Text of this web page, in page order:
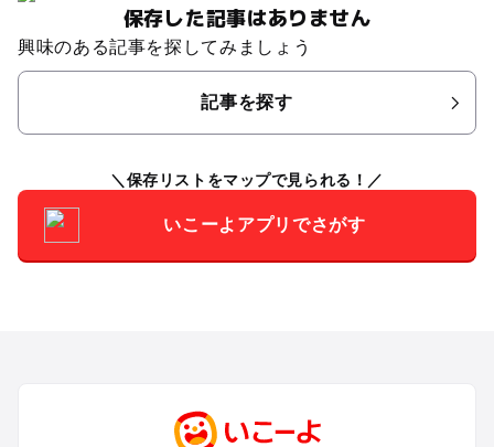
保存した記事はありません
興味のある記事を探してみましょう
記事を探す
保存リストをマップで見られる！
いこーよアプリでさがす